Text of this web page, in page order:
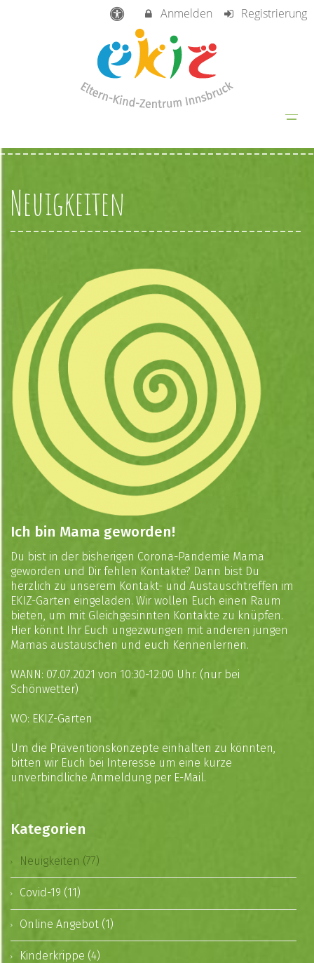
Anmelden Registrierung
Neuigkeiten
Ich bin Mama geworden!
Du bist in der bisherigen Corona-Pandemie Mama
geworden und Dir fehlen Kontakte? Dann bist Du
herzlich zu unserem Kontakt- und Austauschtreffen im
EKIZ-Garten eingeladen. Wir wollen Euch einen Raum
bieten, um mit Gleichgesinnten Kontakte zu knüpfen.
Hier könnt Ihr Euch ungezwungen mit anderen jungen
Mamas austauschen und euch Kennenlernen.
WANN: 07.07.2021 von 10:30-12:00 Uhr. (nur bei
Schönwetter)
WO: EKIZ-Garten
Um die Präventionskonzepte einhalten zu könnten,
bitten wir Euch bei Interesse um eine kurze
unverbindliche Anmeldung per E-Mail.
Kategorien
Neuigkeiten (77)
Covid-19 (11)
Online Angebot (1)
Kinderkrippe (4)